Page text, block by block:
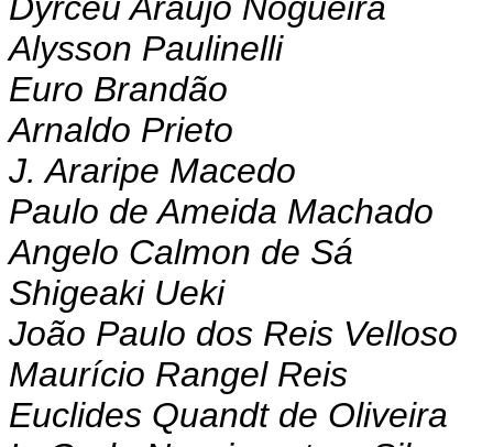
Alysson Paulinelli
Euro Brandão
Arnaldo Prieto
J. Araripe Macedo
Paulo de Ameida Machado
Angelo Calmon de Sá
Shigeaki Ueki
João Paulo dos Reis Velloso
Maurício Rangel Reis
Euclides Quandt de Oliveira